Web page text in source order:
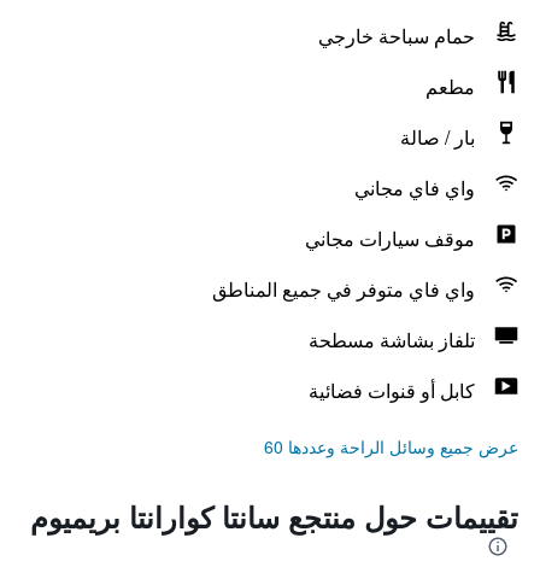
حمام سباحة خارجي
مطعم
بار / صالة
واي فاي مجاني
موقف سيارات مجاني
واي فاي متوفر في جميع المناطق
تلفاز بشاشة مسطحة
كابل أو قنوات فضائية
عرض جميع وسائل الراحة وعددها 60
تقييمات حول منتجع سانتا كوارانتا بريميوم